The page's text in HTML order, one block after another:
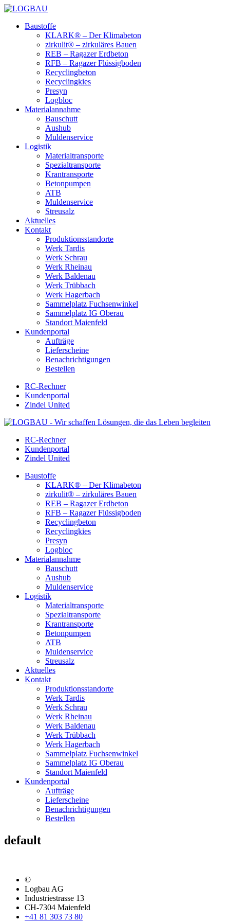
Baustoffe
KLARK® – Der Klimabeton
zirkulit® – zirkuläres Bauen
REB – Ragazer Erdbeton
RFB – Ragazer Flüssigboden
Recyclingbeton
Recyclingkies
Presyn
Logbloc
Materialannahme
Bauschutt
Aushub
Muldenservice
Logistik
Materialtransporte
Spezialtransporte
Krantransporte
Betonpumpen
ATB
Muldenservice
Streusalz
Aktuelles
Kontakt
Produktionsstandorte
Werk Tardis
Werk Schrau
Werk Rheinau
Werk Baldenau
Werk Trübbach
Werk Hagerbach
Sammelplatz Fuchsenwinkel
Sammelplatz IG Oberau
Standort Maienfeld
Kundenportal
Aufträge
Lieferscheine
Benachrichtigungen
Bestellen
RC-Rechner
Kundenportal
Zindel United
RC-Rechner
Kundenportal
Zindel United
Baustoffe
KLARK® – Der Klimabeton
zirkulit® – zirkuläres Bauen
REB – Ragazer Erdbeton
RFB – Ragazer Flüssigboden
Recyclingbeton
Recyclingkies
Presyn
Logbloc
Materialannahme
Bauschutt
Aushub
Muldenservice
Logistik
Materialtransporte
Spezialtransporte
Krantransporte
Betonpumpen
ATB
Muldenservice
Streusalz
Aktuelles
Kontakt
Produktionsstandorte
Werk Tardis
Werk Schrau
Werk Rheinau
Werk Baldenau
Werk Trübbach
Werk Hagerbach
Sammelplatz Fuchsenwinkel
Sammelplatz IG Oberau
Standort Maienfeld
Kundenportal
Aufträge
Lieferscheine
Benachrichtigungen
Bestellen
default
©
Logbau AG
Industriestrasse 13
CH-7304 Maienfeld
+41 81 303 73 80